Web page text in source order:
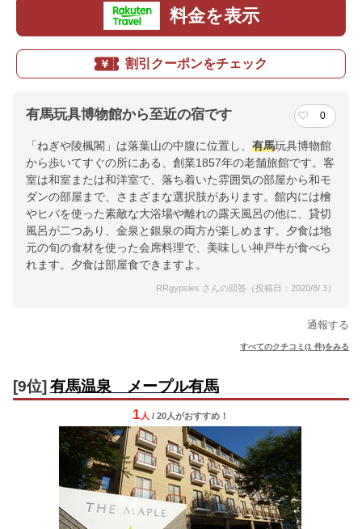
料金を表示
割引クーポンをチェック
有馬玩具博物館から至近の宿です 0
「ねぎや陵楓閣」は落葉山の中腹に位置し、 有馬玩具博物館
から歩いてすぐの所にある、創業1857年の老舗旅館です。客
室は和室または和洋室で、落ち着いた雰囲気の部屋から和モ
ダンの部屋まで、さまざまな選択肢があります。館内には檜
やヒバを使った素敵な大浴場や離れの露天風呂の他に、貸切
風呂が二つあり、金泉と銀泉の両方が楽しめます。夕食は地
元の旬の食材を使った会席料理で、美味しい神戸牛が食べら
れます。夕食は部屋食できますよ。
RRgypsies さんの回答（投稿日：2020/8/ 3）
通報する
すべてのクチコミ(1 件)をみる
[9位] 有馬温泉 メープル有馬
1 人 / 20人がおすすめ！